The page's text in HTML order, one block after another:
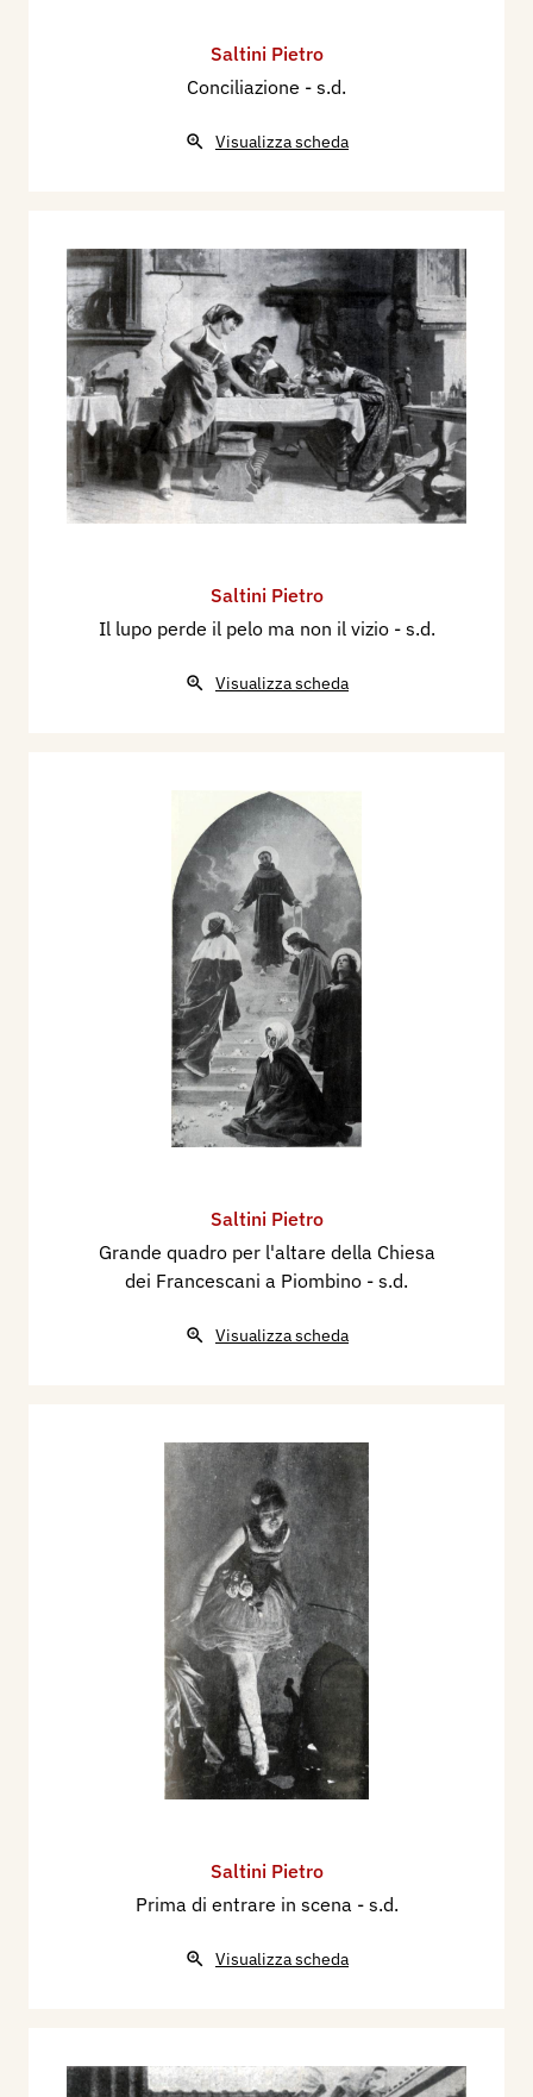
Saltini Pietro
Conciliazione - s.d.
Visualizza scheda
Saltini Pietro
Il lupo perde il pelo ma non il vizio - s.d.
Visualizza scheda
Saltini Pietro
Grande quadro per l'altare della Chiesa
dei Francescani a Piombino - s.d.
Visualizza scheda
Saltini Pietro
Prima di entrare in scena - s.d.
Visualizza scheda